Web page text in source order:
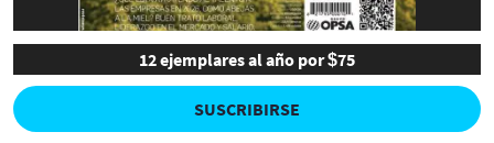
12 ejemplares al año por $75
SUSCRIBIRSE